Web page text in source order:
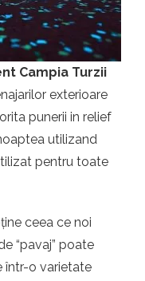
Campia Turzii
exterioare
punerii in relief
utilizand
pentru toate
ceea ce noi
“pavaj” poate
într-o varietate